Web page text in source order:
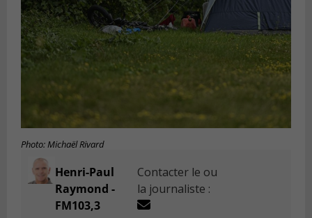
Photo: Michaël Rivard
Henri-Paul
Raymond -
FM103,3
Contacter le ou
la journaliste :